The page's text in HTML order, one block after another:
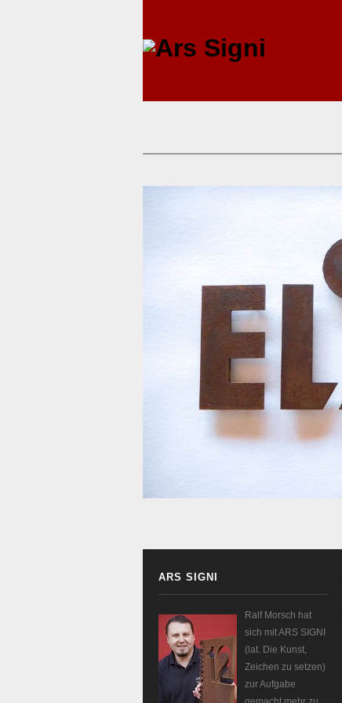
ARS SIGNI
Ralf Morsch hat
sich mit ARS SIGNI
(lat. Die Kunst,
Zeichen zu setzen)
zur Aufgabe